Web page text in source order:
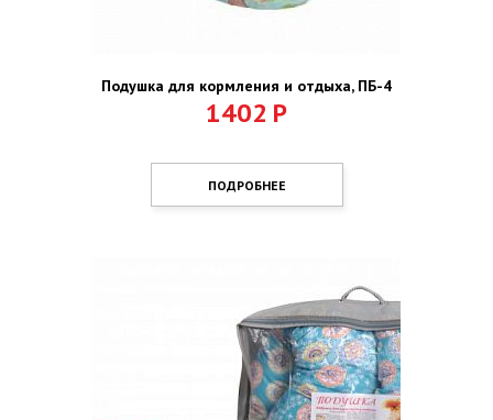
Подушка для кормления и отдыха, ПБ-4
1402 Р
ПОДРОБНЕЕ